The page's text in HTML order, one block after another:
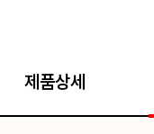
제품상세